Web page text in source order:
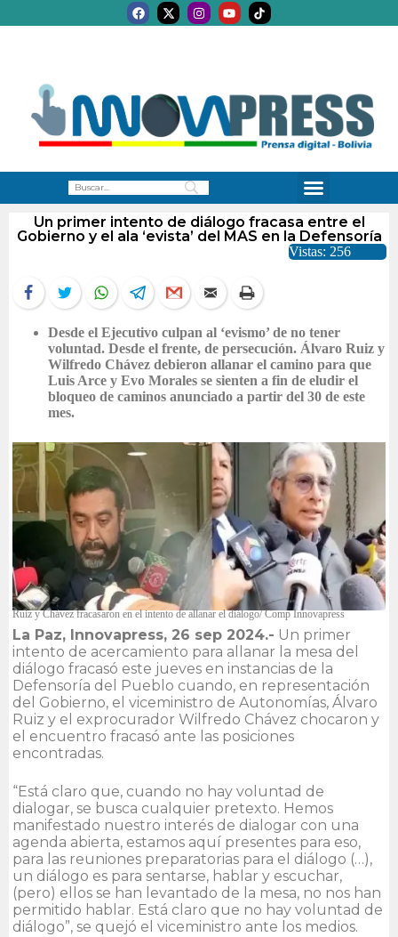
Un primer intento de diálogo fracasa entre el
Gobierno y el ala ‘evista’ del MAS en la Defensoría
Vistas: 256
Desde el Ejecutivo culpan al ‘evismo’ de no tener
voluntad. Desde el frente, de persecución. Álvaro Ruiz y
Wilfredo Chávez debieron allanar el camino para que
Luis Arce y Evo Morales se sienten a fin de eludir el
bloqueo de caminos anunciado a partir del 30 de este
mes.
Ruiz y Chávez fracasaron en el intento de allanar el diálogo/ Comp Innovapress
La Paz, Innovapress, 26 sep 2024.- Un primer
intento de acercamiento para allanar la mesa del
diálogo fracasó este jueves en instancias de la
Defensoría del Pueblo cuando, en representación
del Gobierno, el viceministro de Autonomías, Álvaro
Ruiz y el exprocurador Wilfredo Chávez chocaron y
el encuentro fracasó ante las posiciones
encontradas.
“Está claro que, cuando no hay voluntad de
dialogar, se busca cualquier pretexto. Hemos
manifestado nuestro interés de dialogar con una
agenda abierta, estamos aquí presentes para eso,
para las reuniones preparatorias para el diálogo (…),
un diálogo es para sentarse, hablar y escuchar,
(pero) ellos se han levantado de la mesa, no nos han
permitido hablar. Está claro que no hay voluntad de
diálogo”, se quejó el viceministro ante los medios.